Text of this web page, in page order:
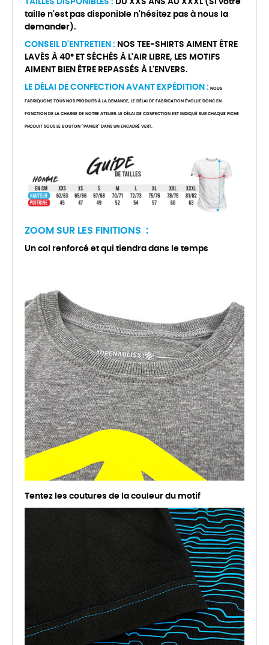
TAILLES DISPONIBLES : DU XXS ANS AU XXXL (Si votre
taille n'est pas disponible n'hésitez pas à nous la
demander).
CONSEIL D'ENTRETIEN : NOS TEE-SHIRTS AIMENT ÊTRE
LAVÉS À 40° ET SÉCHÉS À L'AIR LIBRE, LES MOTIFS
AIMENT BIEN ÊTRE REPASSÉS À L'ENVERS.
LE DÉLAI DE CONFECTION AVANT EXPÉDITION : NOUS
FABRIQUONS TOUS NOS PRODUITS À LA DEMANDE, LE DÉLAI DE FABRICATION ÉVOLUE DONC EN
FONCTION DE LA CHARGE DE NOTRE ATELIER. LE DÉLAI DE CONFECTION EST INDIQUÉ SUR CHAQUE FICHE
PRODUIT SOUS LE BOUTON "PANIER" DANS UN ENCADRÉ VERT.
ZOOM SUR LES FINITIONS :
Un col renforcé et qui tiendra dans le temps
Tentez les coutures de la couleur du motif